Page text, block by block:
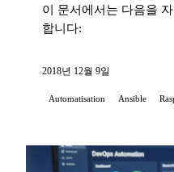
이 문서에서는 다음을
합니다:
2018년 12월 9일
Automatisation Ansible